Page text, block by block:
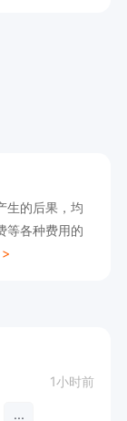
生的后果，均
等各种费用的
1小时前
...